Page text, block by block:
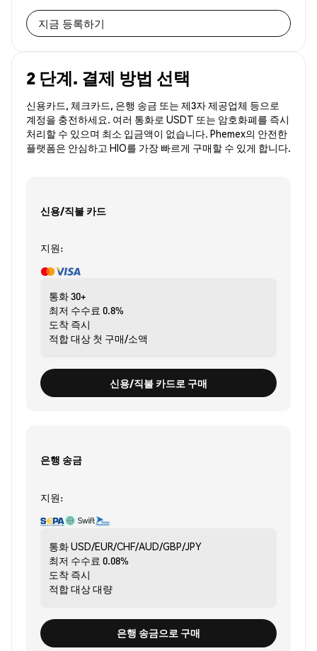
지금 등록하기
2 단계. 결제 방법 선택
신용카드, 체크카드, 은행 송금 또는 제3자 제공업체 등으로
계정을 충전하세요. 여러 통화로 USDT 또는 암호화폐를 즉시
처리할 수 있으며 최소 입금액이 없습니다. Phemex의 안전한
플랫폼은 안심하고 HIO를 가장 빠르게 구매할 수 있게 합니다.
신용/직불 카드
지원:
통화30+
최저 수수료 0.8%
도착 즉시
적합 대상 첫 구매/소액
신용/직불 카드로 구매
은행 송금
지원:
통화USD/EUR/CHF/AUD/GBP/JPY
최저 수수료 0.08%
도착 즉시
적합 대상대량
은행 송금으로 구매